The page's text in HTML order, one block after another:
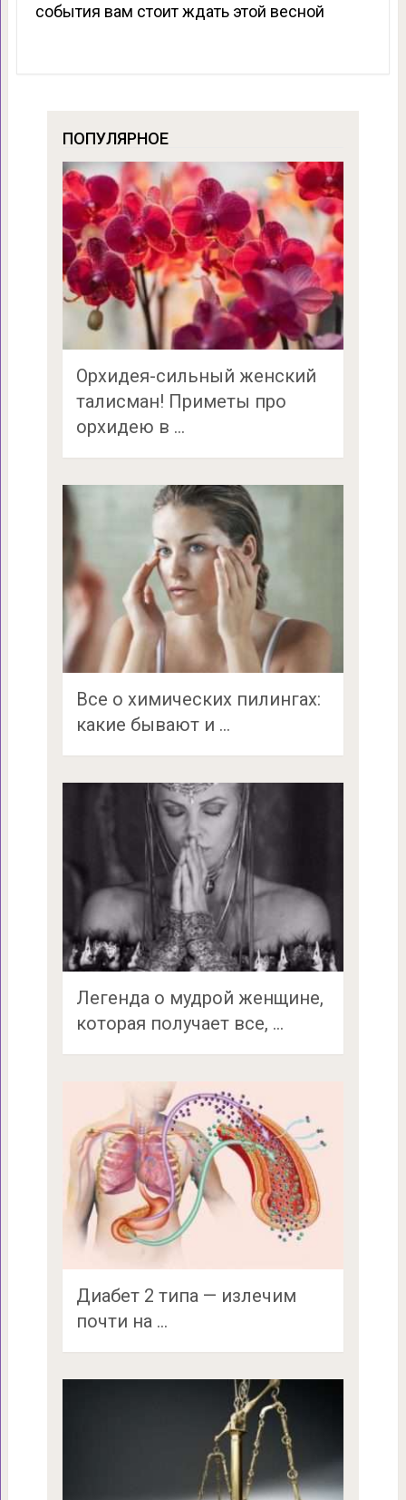
события вам стоит ждать этой весной
ПОПУЛЯРНОЕ
Орхидея-сильный женский
талисман! Приметы про
орхидею в …
Все о химических пилингах:
какие бывают и …
Легенда о мудрой женщине,
которая получает все, …
Диабет 2 типа — излечим
почти на …